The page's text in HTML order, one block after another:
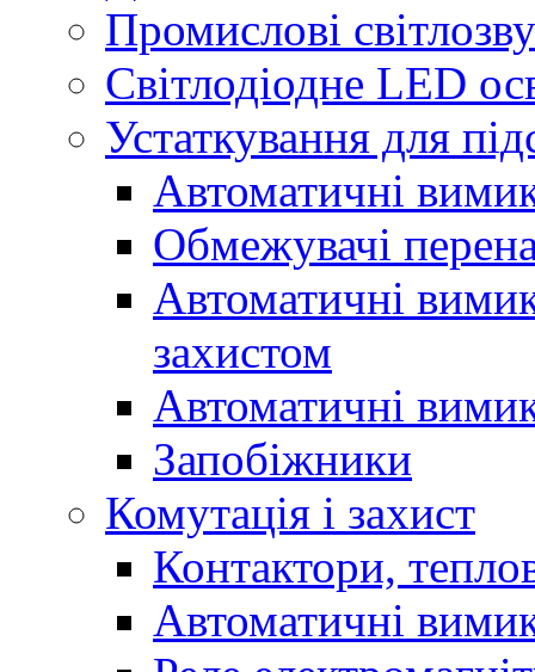
Промислові
Світлодіодне LED
Устаткування для
Автоматичні
Обмежувачі
Автоматичні
захистом
Автоматичні
Запобіжники
Комутація і захист
Контактори,
Автоматичні